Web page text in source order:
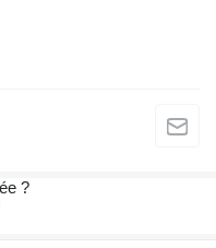
?